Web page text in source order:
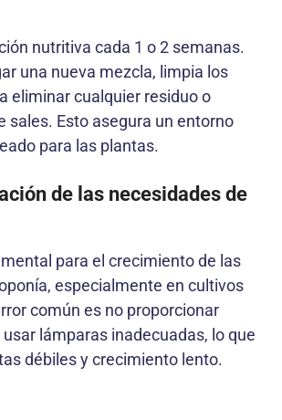
nutritiva cada 1 o 2 semanas.
una nueva mezcla, limpia los
eliminar cualquier residuo o
sales. Esto asegura un entorno
para las plantas.
de las necesidades de
para el crecimiento de las
especialmente en cultivos
común es no proporcionar
lámparas inadecuadas, lo que
débiles y crecimiento lento.